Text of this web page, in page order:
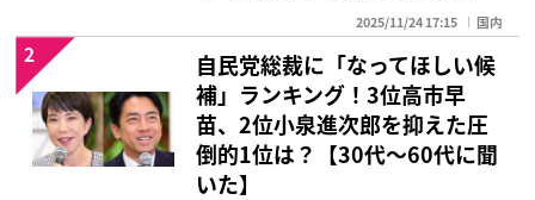
2025/11/24 17:15 国内
自民党総裁に「なってほしい候
補」ランキング！3位高市早
苗、2位小泉進次郎を抑えた圧
倒的1位は？【30代〜60代に聞
いた】
2